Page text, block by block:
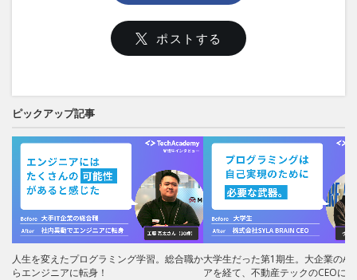
ポストする
ピックアップ記事
人生を変えたプログラミング学習。総合職か
らエンジニアに転身！
大学生だった第1期生。大企業のAI
アを経て、不動産テックのCEOに！